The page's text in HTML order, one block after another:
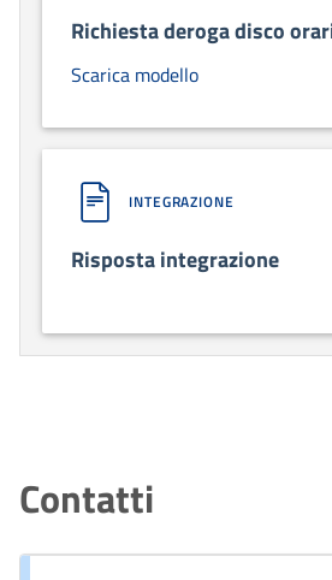
Richiesta deroga disco
Scarica modello
INTEGRAZIONE
Risposta integrazione
Contatti